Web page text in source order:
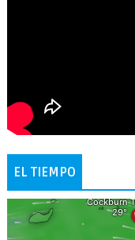
EL TIEMPO